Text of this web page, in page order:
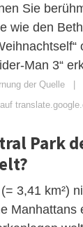
Sie
wie den
Man 3“
der Quelle |
Park
3,41 km²)
Manhattans